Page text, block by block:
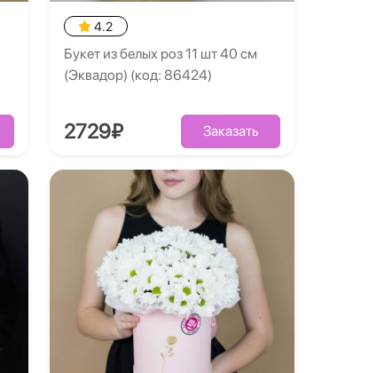
4.2
Букет из белых роз 11 шт 40 см
(Эквадор) (код: 86424)
2729₽ Заказать